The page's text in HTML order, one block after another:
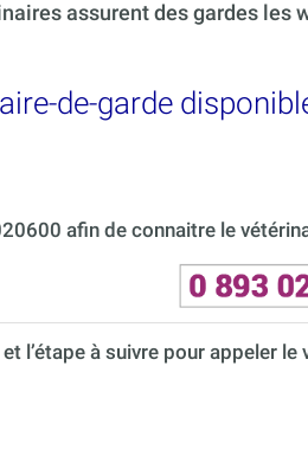
assurent des gardes
de-garde
afin de connaitre le
l’étape à suivre pour appeler le